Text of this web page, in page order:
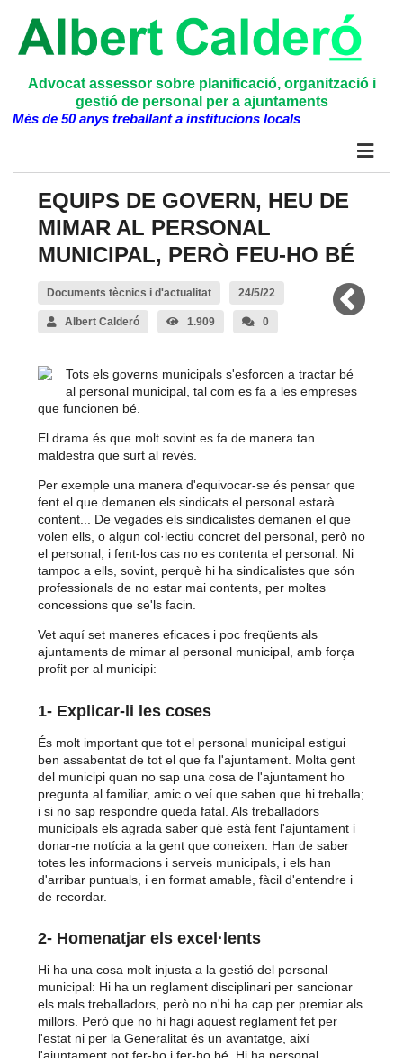
Advocat assessor sobre planificació, organització i
gestió de personal per a ajuntaments
Més de 50 anys treballant a institucions locals
EQUIPS DE GOVERN, HEU DE
MIMAR AL PERSONAL
MUNICIPAL, PERÒ FEU-HO BÉ
Documents tècnics i d'actualitat 24/5/22
Albert Calderó 1.909 0
Tots els governs municipals s'esforcen a tractar bé
al personal municipal, tal com es fa a les empreses
que funcionen bé.
El drama és que molt sovint es fa de manera tan
maldestra que surt al revés.
Per exemple una manera d'equivocar-se és pensar que
fent el que demanen els sindicats el personal estarà
content... De vegades els sindicalistes demanen el que
volen ells, o algun col·lectiu concret del personal, però no
el personal; i fent-los cas no es contenta el personal. Ni
tampoc a ells, sovint, perquè hi ha sindicalistes que són
professionals de no estar mai contents, per moltes
concessions que se'ls facin.
Vet aquí set maneres eficaces i poc freqüents als
ajuntaments de mimar al personal municipal, amb força
profit per al municipi:
1- Explicar-li les coses
És molt important que tot el personal municipal estigui
ben assabentat de tot el que fa l'ajuntament. Molta gent
del municipi quan no sap una cosa de l'ajuntament ho
pregunta al familiar, amic o veí que saben que hi treballa;
i si no sap respondre queda fatal. Als treballadors
municipals els agrada saber què està fent l'ajuntament i
donar-ne notícia a la gent que coneixen. Han de saber
totes les informacions i serveis municipals, i els han
d'arribar puntuals, i en format amable, fàcil d'entendre i
de recordar.
2- Homenatjar els excel·lents
Hi ha una cosa molt injusta a la gestió del personal
municipal: Hi ha un reglament disciplinari per sancionar
els mals treballadors, però no n'hi ha cap per premiar als
millors. Però que no hi hagi aquest reglament fet per
l'estat ni per la Generalitat és un avantatge, així